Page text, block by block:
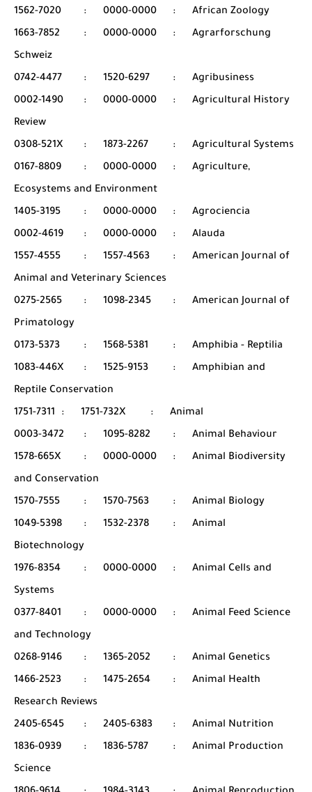
1562-7020
: 0000-0000 :
African Zoology
1663-7852
: 0000-0000 :
Agrarforschung
Schweiz
0742-4477
: 1520-6297 :
Agribusiness
0002-1490
: 0000-0000 :
Agricultural History
Review
0308-521X
: 1873-2267 :
Agricultural Systems
0167-8809
: 0000-0000 :
Agriculture,
Ecosystems and Environment
1405-3195
: 0000-0000 :
Agrociencia
0002-4619
: 0000-0000 :
Alauda
1557-4555
: 1557-4563 :
American Journal of
Animal and Veterinary Sciences
0275-2565
: 1098-2345 :
American Journal of
Primatology
0173-5373
: 1568-5381 :
Amphibia - Reptilia
1083-446X
: 1525-9153 :
Amphibian and
Reptile Conservation
1751-7311
: 1751-732X :
Animal
0003-3472
: 1095-8282 :
Animal Behaviour
1578-665X
: 0000-0000 :
Animal Biodiversity
and Conservation
1570-7555
: 1570-7563 :
Animal Biology
1049-5398
: 1532-2378 :
Animal
Biotechnology
1976-8354
: 0000-0000 :
Animal Cells and
Systems
0377-8401
: 0000-0000 :
Animal Feed Science
and Technology
0268-9146
: 1365-2052 :
Animal Genetics
1466-2523
: 1475-2654 :
Animal Health
Research Reviews
2405-6545
: 2405-6383 :
Animal Nutrition
1836-0939
: 1836-5787 :
Animal Production
Science